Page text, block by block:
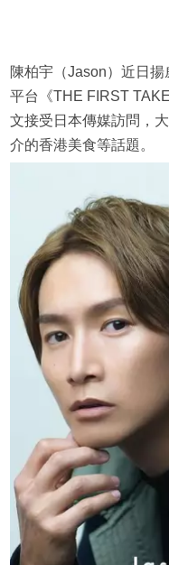
陳柏宇（Jason）近日
平台《THE FIRST
文接受日本傳媒訪問，
介的香港美食等話題。